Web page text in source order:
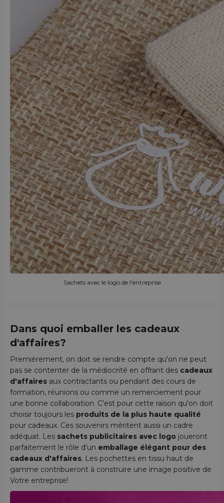
Sachets avec le logo de l'entreprise
Dans quoi emballer les cadeaux
d'affaires?
Premièrement, on doit se rendre compte qu'on ne peut
pas se contenter de la médiocrité en offrant des cadeaux
d'affaires aux contractants ou pendant des cours de
formation, réunions ou comme un remerciement pour
une bonne collaboration. C'est pour cette raison qu'on doit
choisir toujours les produits de la plus haute qualité
pour cadeaux. Ces souvenirs méritent aussi un cadre
adéquat. Les sachets publicitaires avec logo joueront
parfaitement le rôle d'un emballage élégant pour des
cadeaux d'affaires. Les pochettes en tissu haut de
gamme contribueront à construire une image positive de
Votre entreprise!